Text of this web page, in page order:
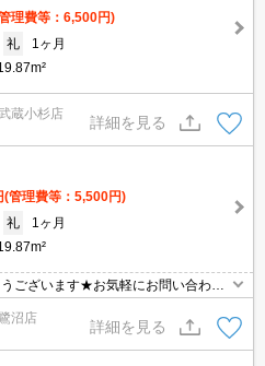
理費等：6,500円)
礼
1ヶ月
蔵小杉店
詳細を見る
(管理費等：5,500円)
礼
1ヶ月
ございます★お気軽にお問い合わせ
沼店
詳細を見る